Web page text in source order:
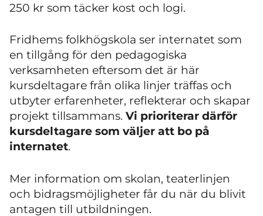
250 kr som täcker kost och logi.
Fridhems folkhögskola ser internatet som
en tillgång för den pedagogiska
verksamheten eftersom det är här
kursdeltagare från olika linjer träffas och
utbyter erfarenheter, reflekterar och skapar
projekt tillsammans. Vi prioriterar därför
kursdeltagare som väljer att bo på
internatet.
Mer information om skolan, teaterlinjen
och bidragsmöjligheter får du när du blivit
antagen till utbildningen.